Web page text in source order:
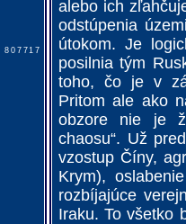
alebo ich
odstúpenia
útokom. Je
posilnia tým
toho, čo je v
Pritom ale ako
obzore nie je
chaosu“. Už
vzostup Číny,
Krym),
rozbíjajúce
Iraku. To všetko
807717